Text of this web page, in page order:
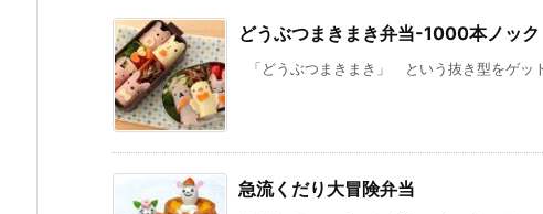
どうぶつまきまき弁当-1000本ノック
「どうぶつまきまき」 という抜き型をゲッ
急流くだり大冒険弁当